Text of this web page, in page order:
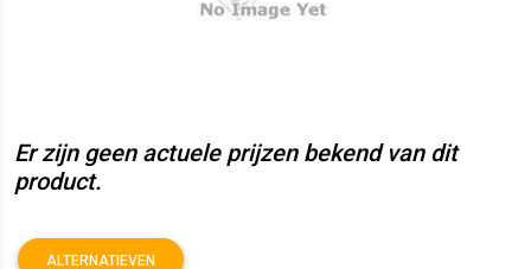
Er zijn geen actuele prijzen bekend van dit
product.
ALTERNATIEVEN